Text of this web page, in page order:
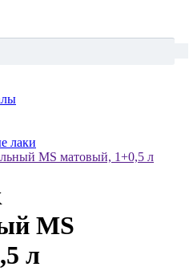
лаки
MS матовый, 1+0,5 л
MS
л